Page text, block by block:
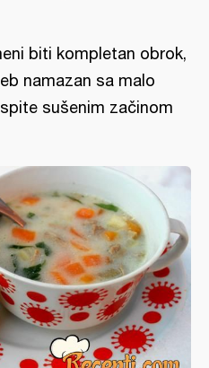
biti kompletan obrok,
namazan sa malo
sušenim začinom